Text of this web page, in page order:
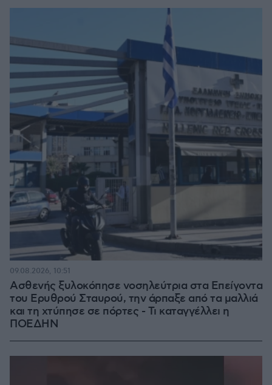
Ασθενής ξυλοκόπησε νοσηλεύτρια στα Επείγοντα
του Ερυθρού Σταυρού, την άρπαξε από τα μαλλιά
και τη χτύπησε σε πόρτες - Τι καταγγέλλει η
ΠΟΕΔΗΝ
09.08.2026, 10:51